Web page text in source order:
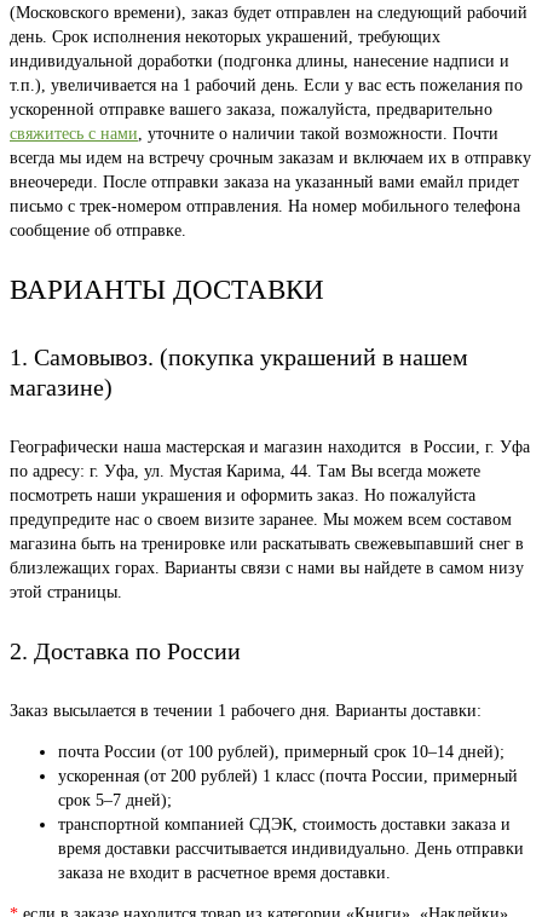
(Московского времени), заказ будет отправлен на следующий рабочий
день. Срок исполнения некоторых украшений, требующих
индивидуальной доработки (подгонка длины, нанесение надписи и
т.п.), увеличивается на 1 рабочий день. Если у вас есть пожелания по
ускоренной отправке вашего заказа, пожалуйста, предварительно
свяжитесь с нами, уточните о наличии такой возможности. Почти
всегда мы идем на встречу срочным заказам и включаем их в отправку
внеочереди. После отправки заказа на указанный вами емайл придет
письмо с трек-номером отправления. На номер мобильного телефона
сообщение об отправке.
ВАРИАНТЫ ДОСТАВКИ
1. Самовывоз. (покупка украшений в нашем
магазине)
Географически наша мастерская и магазин находится в России, г. Уфа
по адресу: г. Уфа, ул. Мустая Карима, 44. Там Вы всегда можете
посмотреть наши украшения и оформить заказ. Но пожалуйста
предупредите нас о своем визите заранее. Мы можем всем составом
магазина быть на тренировке или раскатывать свежевыпавший снег в
близлежащих горах. Варианты связи с нами вы найдете в самом низу
этой страницы.
2. Доставка по России
Заказ высылается в течении 1 рабочего дня. Варианты доставки:
почта России (от 100 рублей), примерный срок 10–14 дней);
ускоренная (от 200 рублей) 1 класс (почта России, примерный
срок 5–7 дней);
транспортной компанией СДЭК, стоимость доставки заказа и
время доставки рассчитывается индивидуально. День отправки
заказа не входит в расчетное время доставки.